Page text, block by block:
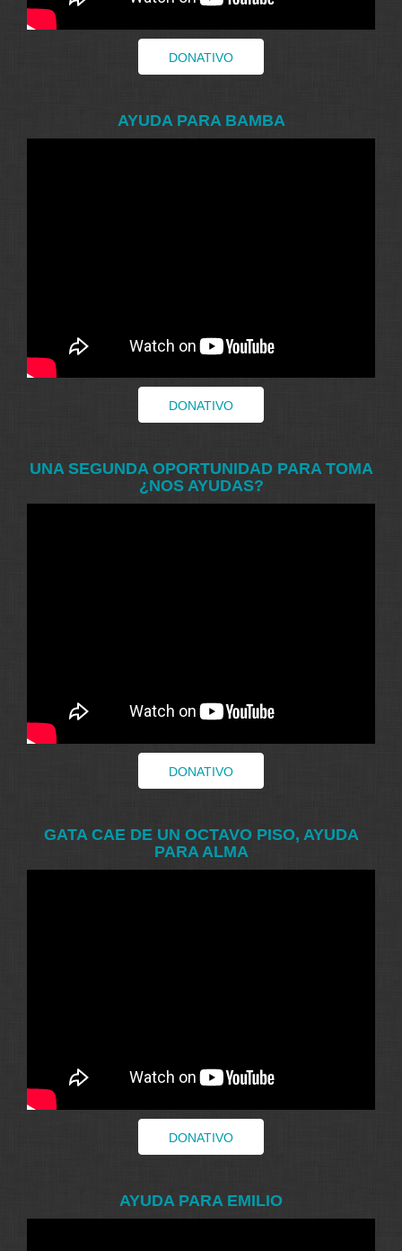
DONATIVO
AYUDA PARA BAMBA
DONATIVO
UNA SEGUNDA OPORTUNIDAD PARA TOMA
¿NOS AYUDAS?
DONATIVO
GATA CAE DE UN OCTAVO PISO, AYUDA
PARA ALMA
DONATIVO
AYUDA PARA EMILIO